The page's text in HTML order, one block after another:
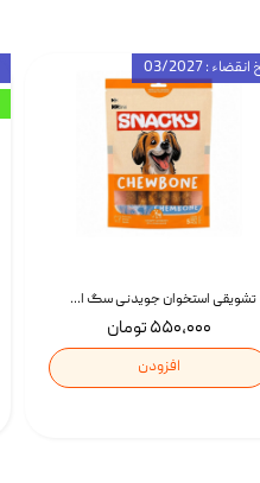
تشویقی استخوان جویدنی سگ اسنکی کرانچی با طعم مرغ Snacky Crunchy Munchy وزن 100 گرم
۵۵۰,۰۰۰ تومان
افزودن
: 03/2027